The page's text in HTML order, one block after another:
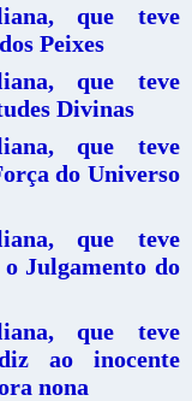
que teve
Peixes
que teve
Divinas
que teve
do Universo
que teve
o Julgamento do
que teve
ao inocente
nona